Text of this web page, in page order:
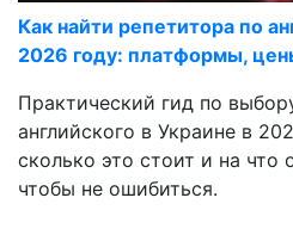
Как найти репетитора по
2026 году: платформы,
Практический гид по
английского в Украине в
сколько это стоит и на что
чтобы не ошибиться.